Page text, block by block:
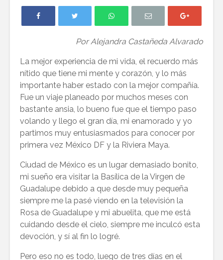
Por Alejandra Castañeda Alvarado
La mejor experiencia de mi vida, el recuerdo más
nítido que tiene mi mente y corazón, y lo más
importante haber estado con la mejor compañía.
Fue un viaje planeado por muchos meses con
bastante ansia, lo bueno fue que el tiempo paso
volando y llego el gran día, mi enamorado y yo
partimos muy entusiasmados para conocer por
primera vez México DF y la Riviera Maya.
Ciudad de México es un lugar demasiado bonito,
mi sueño era visitar la Basílica de la Virgen de
Guadalupe debido a que desde muy pequeña
siempre me la pasé viendo en la televisión la
Rosa de Guadalupe y mi abuelita, que me está
cuidando desde el cielo, siempre me inculcó esta
devoción, y sí al fin lo logré.
Pero eso no es todo, luego de tres días en el
Viajeros: lee las
historias y vota
por tu favorita
Viajar con niños
en avión 2026:
para padres
primerizos y
frecuentes
familia
para
disfrutar
avión
saber